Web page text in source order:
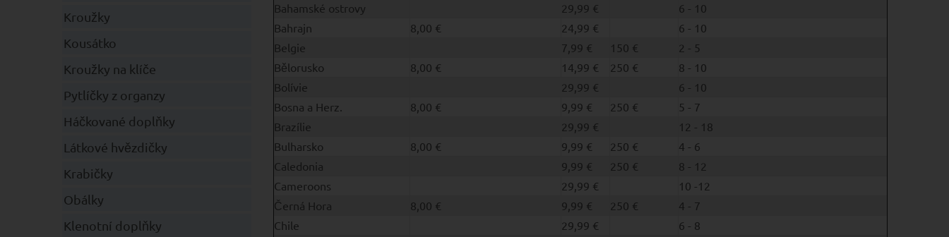
Bahamské ostrovy
29,99 €
6 - 10
Bahrajn
8,00 € 24,99 €
6 - 10
Belgie
7,99 € 150 €
2 - 5
Bělorusko
8,00 € 14,99 € 250 €
8 - 10
Bolívie
29,99 €
6 - 10
Bosna a Herz.
8,00 € 9,99 € 250 €
5 - 7
Brazílie
29,99 €
12 - 18
Bulharsko
8,00 € 9,99 € 250 €
4 - 6
Caledonia
9,99 € 250 €
8 - 12
Cameroons
29,99 €
10 -12
Černá Hora
8,00 € 9,99 € 250 €
4 - 7
Chile
29,99 €
6 - 8
Kroužky
Kousátko
Kroužky na klíče
Pytlíčky z organzy
Háčkované doplňky
Látkové hvězdičky
Krabičky
Obálky
Klenotní doplňky